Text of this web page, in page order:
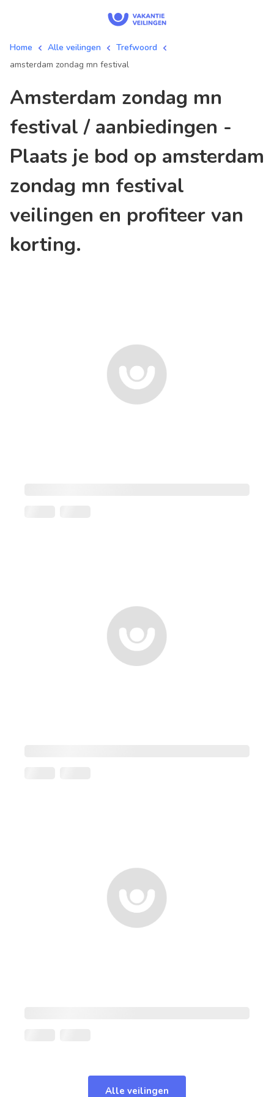
Home Alle veilingen
Trefwoord
amsterdam zondag mn festival
amsterdam zondag mn
festival / aanbiedingen -
Plaats je bod op amsterdam
zondag mn festival
veilingen en profiteer van
korting.
Alle veilingen